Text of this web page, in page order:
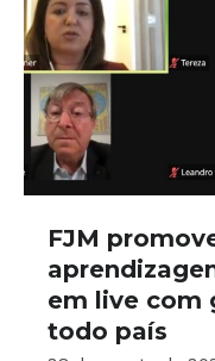
FJM
em live com
todo país